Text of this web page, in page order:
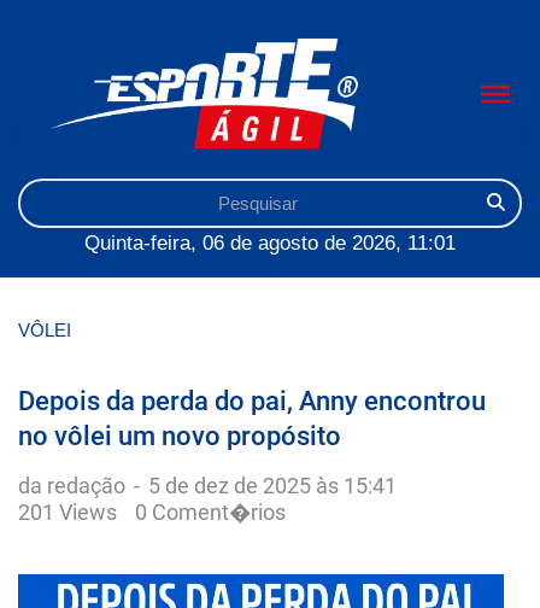
Quinta-feira, 06 de agosto de 2026, 11:01
VÔLEI
Depois da perda do pai, Anny encontrou
no vôlei um novo propósito
da redação - 5 de dez de 2025 às 15:41
201 Views
0 Coment�rios